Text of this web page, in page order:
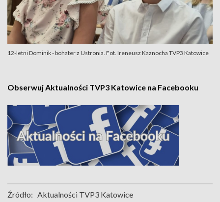
12-letni Dominik - bohater z Ustronia. Fot. Ireneusz Kaznocha TVP3 Katowice
Obserwuj Aktualności TVP3 Katowice na Facebooku
Źródło: Aktualności TVP3 Katowice